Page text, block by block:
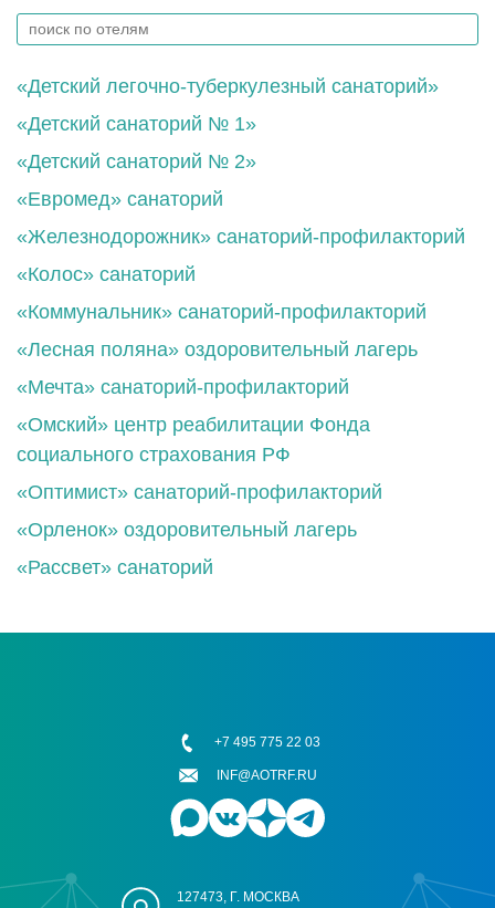
«Детский легочно-туберкулезный санаторий»
«Детский санаторий № 1»
«Детский санаторий № 2»
«Евромед» санаторий
«Железнодорожник» санаторий-профилакторий
«Колос» санаторий
«Коммунальник» санаторий-профилакторий
«Лесная поляна» оздоровительный лагерь
«Мечта» санаторий-профилакторий
«Омский» центр реабилитации Фонда
социального страхования РФ
«Оптимист» санаторий-профилакторий
«Орленок» оздоровительный лагерь
«Рассвет» санаторий
127473, Г. МОСКВА
+7 495 775 22 03
INF@AOTRF.RU